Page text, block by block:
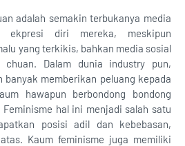
adalah semakin terbukanya media
ekpresi diri mereka, meskipun
yang terkikis, bahkan media sosial
chuan. Dalam dunia industry pun,
banyak memberikan peluang kepada
hawapun berbondong bondong
hal ini menjadi salah satu
posisi adil dan kebebasan,
Kaum feminisme juga memiliki